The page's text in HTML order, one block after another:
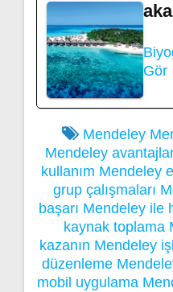
Gör
Mendeley
Mendeley
kullanım Mendeley
grup çalışmaları
başarı Mendeley ile
kaynak toplama
kazanın Mendeley
düzenleme
mobil uygulama